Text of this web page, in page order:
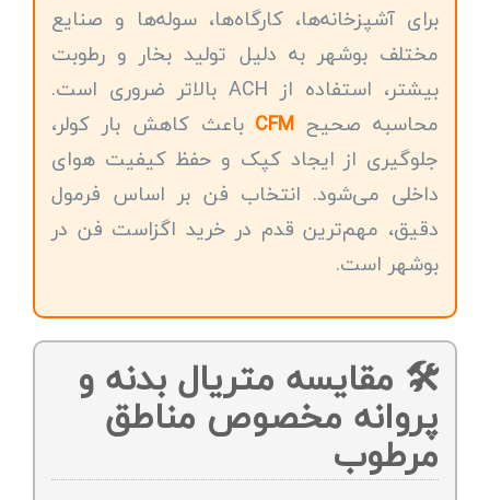
برای آشپزخانه‌ها، کارگاه‌ها، سوله‌ها و صنایع
مختلف بوشهر به دلیل تولید بخار و رطوبت
بیشتر، استفاده از ACH بالاتر ضروری است.
محاسبه صحیح CFM باعث کاهش بار کولر،
جلوگیری از ایجاد کپک و حفظ کیفیت هوای
داخلی می‌شود. انتخاب فن بر اساس فرمول
دقیق، مهم‌ترین قدم در خرید اگزاست فن در
بوشهر است.
🛠️ مقایسه متریال بدنه و
پروانه مخصوص مناطق
مرطوب